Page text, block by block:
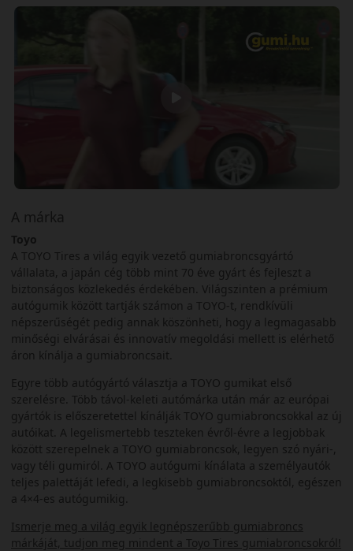
A márka
Toyo
A TOYO Tires a világ egyik vezető gumiabroncsgyártó
vállalata, a japán cég több mint 70 éve gyárt és fejleszt a
biztonságos közlekedés érdekében. Világszinten a prémium
autógumik között tartják számon a TOYO-t, rendkívüli
népszerűségét pedig annak köszönheti, hogy a legmagasabb
minőségi elvárásai és innovatív megoldási mellett is elérhető
áron kínálja a gumiabroncsait.
Egyre több autógyártó választja a TOYO gumikat első
szerelésre. Több távol-keleti autómárka után már az európai
gyártók is előszeretettel kínálják TOYO gumiabroncsokkal az új
autóikat. A legelismertebb teszteken évről-évre a legjobbak
között szerepelnek a TOYO gumiabroncsok, legyen szó nyári-,
vagy téli gumiról. A TOYO autógumi kínálata a személyautók
teljes palettáját lefedi, a legkisebb gumiabroncsoktól, egészen
a 4×4-es autógumikig.
Ismerje meg a világ egyik legnépszerűbb gumiabroncs
márkáját, tudjon meg mindent a Toyo Tires gumiabroncsokról!